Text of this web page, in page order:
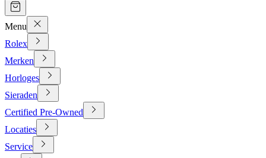
Menu
Rolex
Merken
Horloges
Sieraden
Certified Pre-Owned
Locaties
Service